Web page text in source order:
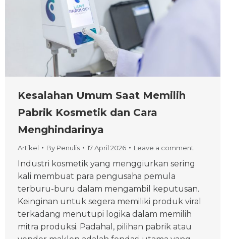
Kesalahan Umum Saat Memilih
Pabrik Kosmetik dan Cara
Menghindarinya
Artikel By Penulis 17 April 2026 Leave a comment
Industri kosmetik yang menggiurkan sering
kali membuat para pengusaha pemula
terburu-buru dalam mengambil keputusan.
Keinginan untuk segera memiliki produk viral
terkadang menutupi logika dalam memilih
mitra produksi. Padahal, pilihan pabrik atau